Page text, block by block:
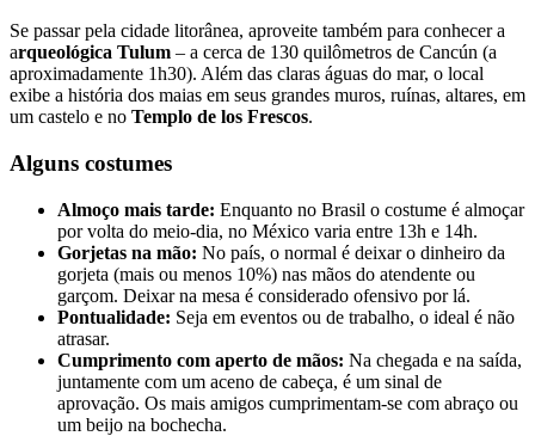
Se passar pela cidade litorânea, aproveite também para conhecer a
arqueológica Tulum – a cerca de 130 quilômetros de Cancún (a
aproximadamente 1h30). Além das claras águas do mar, o local
exibe a história dos maias em seus grandes muros, ruínas, altares, em
um castelo e no Templo de los Frescos.
Alguns costumes
Almoço mais tarde: Enquanto no Brasil o costume é almoçar
por volta do meio-dia, no México varia entre 13h e 14h.
Gorjetas na mão: No país, o normal é deixar o dinheiro da
gorjeta (mais ou menos 10%) nas mãos do atendente ou
garçom. Deixar na mesa é considerado ofensivo por lá.
Pontualidade: Seja em eventos ou de trabalho, o ideal é não
atrasar.
Cumprimento com aperto de mãos: Na chegada e na saída,
juntamente com um aceno de cabeça, é um sinal de
aprovação. Os mais amigos cumprimentam-se com abraço ou
um beijo na bochecha.